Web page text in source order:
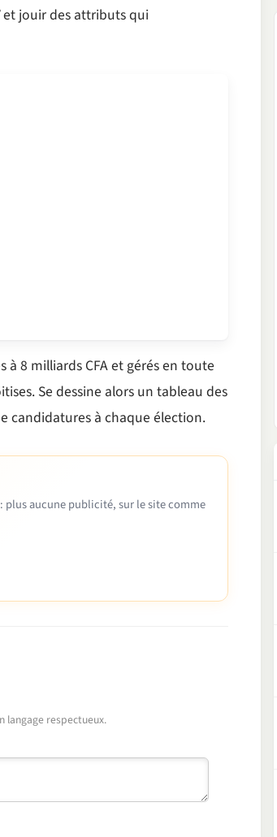
et jouir des attributs qui
à 8 milliards CFA et gérés en toute
Se dessine alors un tableau des
candidatures à chaque élection.
plus aucune publicité, sur le site comme
langage respectueux.